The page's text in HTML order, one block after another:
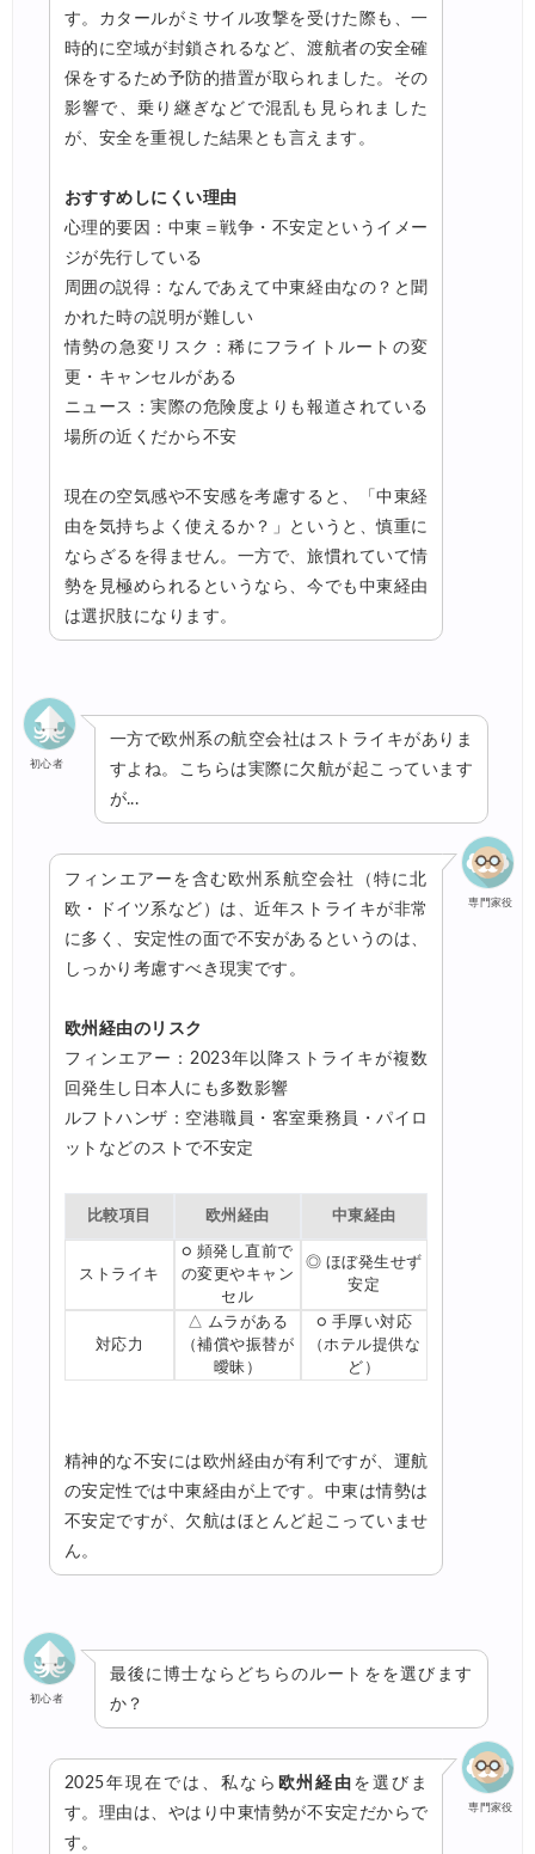
す。カタールがミサイル攻撃を受けた際も、一
時的に空域が封鎖されるなど、渡航者の安全確
保をするため予防的措置が取られました。その
影響で、乗り継ぎなどで混乱も見られました
が、安全を重視した結果とも言えます。
おすすめしにくい理由
心理的要因：中東＝戦争・不安定というイメー
ジが先行している
周囲の説得：なんであえて中東経由なの？と聞
かれた時の説明が難しい
情勢の急変リスク：稀にフライトルートの変
更・キャンセルがある
ニュース：実際の危険度よりも報道されている
場所の近くだから不安
現在の空気感や不安感を考慮すると、「中東経
由を気持ちよく使えるか？」というと、慎重に
ならざるを得ません。一方で、旅慣れていて情
勢を見極められるというなら、今でも中東経由
は選択肢になります。
初心者
一方で欧州系の航空会社はストライキがありま
すよね。こちらは実際に欠航が起こっています
が...
専門家役
フィンエアーを含む欧州系航空会社（特に北
欧・ドイツ系など）は、近年ストライキが非常
に多く、安定性の面で不安があるというのは、
しっかり考慮すべき現実です。
欧州経由のリスク
フィンエアー：2023年以降ストライキが複数
回発生し日本人にも多数影響
ルフトハンザ：空港職員・客室乗務員・パイロ
ットなどのストで不安定
比較項目 欧州経由 中東経由
ストライキ
○ 頻発し直前で
の変更やキャン
セル
◎ ほぼ発生せず
安定
対応力
△ ムラがある
（補償や振替が
曖昧）
○ 手厚い対応
（ホテル提供な
ど）
精神的な不安には欧州経由が有利ですが、運航
の安定性では中東経由が上です。中東は情勢は
不安定ですが、欠航はほとんど起こっていませ
ん。
初心者
最後に博士ならどちらのルートをを選びます
か？
専門家役
2025年現在では、私なら 欧州経由 を選びま
す。理由は、やはり中東情勢が不安定だからで
す。